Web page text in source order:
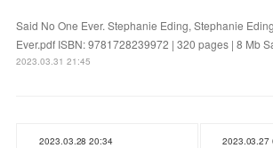
Said No One Ever. Stephanie Eding, Stephanie
Ever.pdf ISBN: 9781728239972 | 320 pages | 8 Mb
2023.03.31 21:45
2023.03.28 20:34 2023.03.27